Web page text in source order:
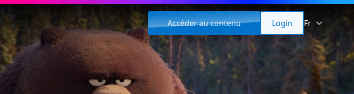
Accéder au contenu Login Fr